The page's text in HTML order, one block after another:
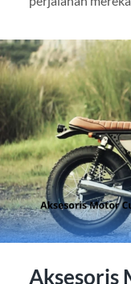
Aksesoris